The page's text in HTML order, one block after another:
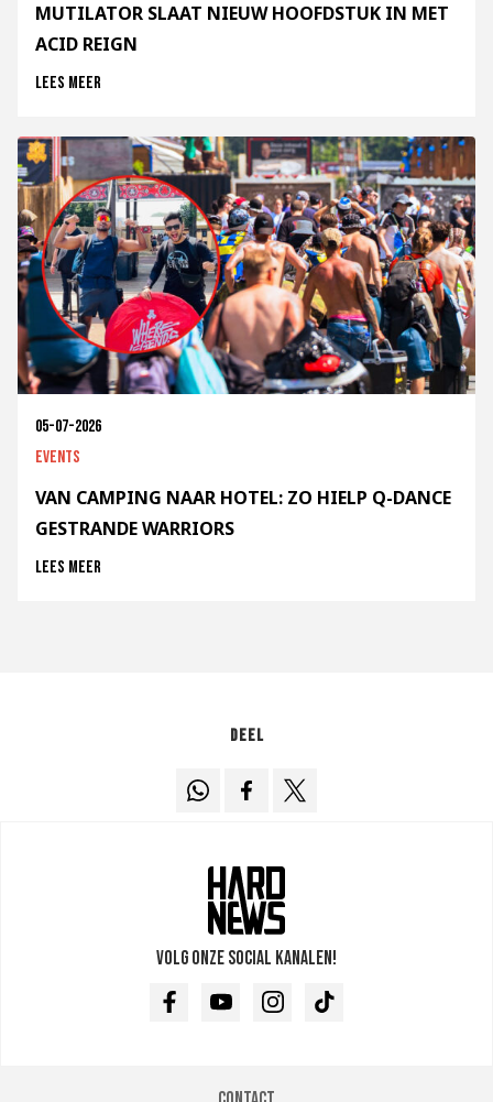
MUTILATOR SLAAT NIEUW HOOFDSTUK IN MET
ACID REIGN
Lees meer
05-07-2026
Events
VAN CAMPING NAAR HOTEL: ZO HIELP Q-DANCE
GESTRANDE WARRIORS
Lees meer
Deel
Volg onze social kanalen!
FacebookYoutubeInstagramTikTok